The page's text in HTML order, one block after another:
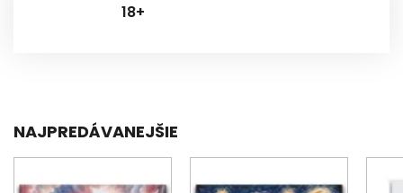
18+
NAJPREDÁVANEJŠIE